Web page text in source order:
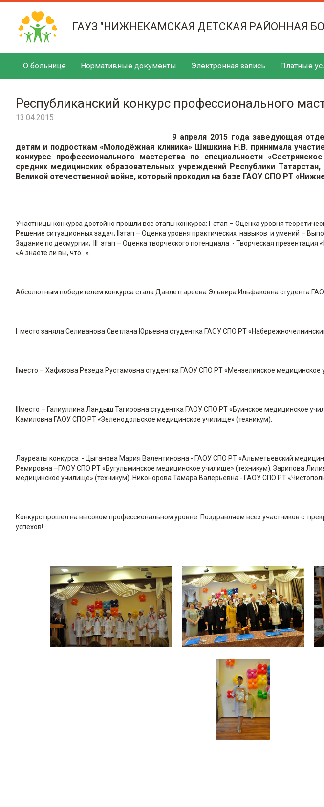
ГАУЗ "НИЖНЕКАМСКАЯ ДЕТСКАЯ РАЙОННАЯ
О больнице Нормативные документы Электронная запись Платные
Республиканский конкурс профессионального
13.04.2015
9 апреля 2015 года заведующая
детям и подросткам «Молодёжная клиника» Шишкина Н.В. принимала
конкурсе профессионального мастерства по специальности
средних медицинских образовательных учреждений Республики
Великой отечественной войне, который проходил на базе ГАОУ СПО РТ
Участницы конкурса достойно прошли все этапы конкурса: I этап – Оценка уровня
Решение ситуационных задач; IIэтап – Оценка уровня практических навыков и умений –
Задание по десмургии; III этап – Оценка творческого потенциала - Творческая
«А знаете ли вы, что…».
Абсолютным победителем конкурса стала Давлетгареева Эльвира Ильфаковна студента
I место заняла Селиванова Светлана Юрьевна студентка ГАОУ СПО РТ
IIместо – Хафизова Резеда Рустамовна студентка ГАОУ СПО РТ «Мензелинское медицинское
IIIместо – Галиуллина Ландыш Тагировна студентка ГАОУ СПО РТ «Буинское медицинское
Камиловна ГАОУ СПО РТ «Зеленодольское медицинское училище» (техникум).
Лауреаты конкурса - Цыганова Мария Валентиновна - ГАОУ СПО РТ «Альметьевский
Ремировна –ГАОУ СПО РТ «Бугульминское медицинское училище» (техникум), Зарипова
медицинское училище» (техникум), Никонорова Тамара Валерьевна - ГАОУ СПО РТ
Конкурс прошел на высоком профессиональном уровне. Поздравляем всех участников с
успехов!